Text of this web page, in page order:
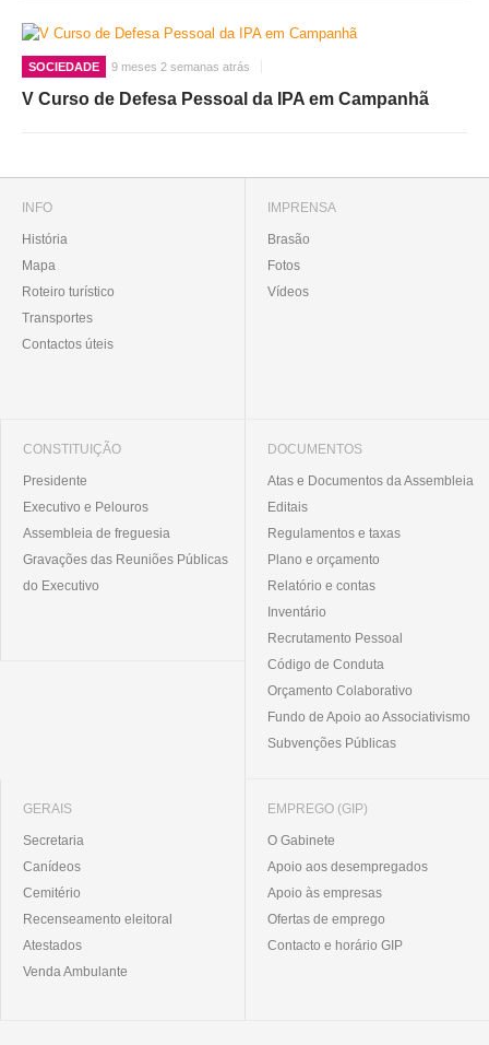
SOCIEDADE 9 meses 2 semanas atrás
V Curso de Defesa Pessoal da IPA em Campanhã
INFO
História
Mapa
Roteiro turístico
Transportes
Contactos úteis
IMPRENSA
Brasão
Fotos
Vídeos
CONSTITUIÇÃO
Presidente
Executivo e Pelouros
Assembleia de freguesia
Gravações das Reuniões Públicas
do Executivo
DOCUMENTOS
Atas e Documentos da Assembleia
Editais
Regulamentos e taxas
Plano e orçamento
Relatório e contas
Inventário
Recrutamento Pessoal
Código de Conduta
Orçamento Colaborativo
Fundo de Apoio ao Associativismo
Subvenções Públicas
GERAIS
Secretaria
Canídeos
Cemitério
Recenseamento eleitoral
Atestados
Venda Ambulante
EMPREGO (GIP)
O Gabinete
Apoio aos desempregados
Apoio às empresas
Ofertas de emprego
Contacto e horário GIP